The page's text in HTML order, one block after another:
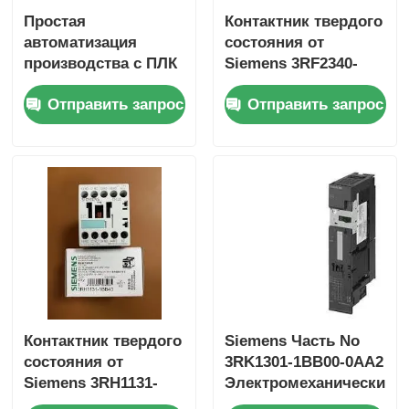
Yokogawa Stardom PLC
Хима Безопасность Plc
Фоксборо ПЛК
PLC ICS Triplex
Plc Woodward
Модуль PLC Schneider
Простая
автоматизация
производства с ПЛК
S7-1200 6ES7153-
1AA03-0XB0 и
памятью 50 КБ
Отправить запрос
Контактник твердого
состояния от
Siemens 3RF2340-
1AA45 SIRIUS
Отправить запрос
Контактник твердого
состояния от
Siemens 3RH1131-
1BB40 SIRIUS
Siemens Часть No
3RK1301-1BB00-0AA2
Электромеханический
стартер для модуля